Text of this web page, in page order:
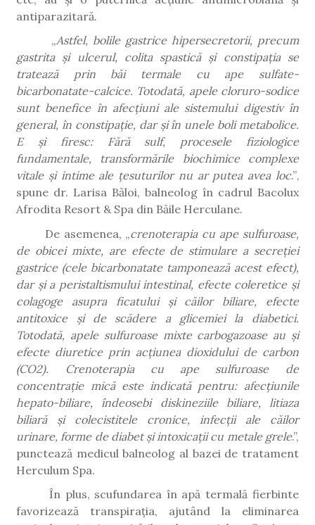
antiparazitară.
„Astfel, bolile gastrice hipersecretorii, precum
gastrita și ulcerul, colita spastică și constipația se
tratează prin băi termale cu ape sulfate-
bicarbonatate-calcice. Totodată, apele cloruro-sodice
sunt benefice în afecțiuni ale sistemului digestiv în
general, în constipație, dar și în unele boli metabolice.
E și firesc: Fără sulf, procesele fiziologice
fundamentale, transformările biochimice complexe
vitale și intime ale țesuturilor nu ar putea avea loc.”,
spune dr. Larisa Băloi, balneolog în cadrul Bacolux
Afrodita Resort & Spa din Băile Herculane.
De asemenea, „crenoterapia cu ape sulfuroase,
de obicei mixte, are efecte de stimulare a secreției
gastrice (cele bicarbonatate tamponează acest efect),
dar și a peristaltismului intestinal, efecte coleretice și
colagoge asupra ficatului și căilor biliare, efecte
antitoxice și de scădere a glicemiei la diabetici.
Totodată, apele sulfuroase mixte carbogazoase au și
efecte diuretice prin acțiunea dioxidului de carbon
(CO2). Crenoterapia cu ape sulfuroase de
concentrație mică este indicată pentru: afecțiunile
hepato-biliare, îndeosebi diskineziile biliare, litiaza
biliară și colecistitele cronice, infecții ale căilor
urinare, forme de diabet și intoxicații cu metale grele.”,
punctează medicul balneolog al bazei de tratament
Herculum Spa.
În plus, scufundarea în apă termală fierbinte
favorizează transpirația, ajutând la eliminarea